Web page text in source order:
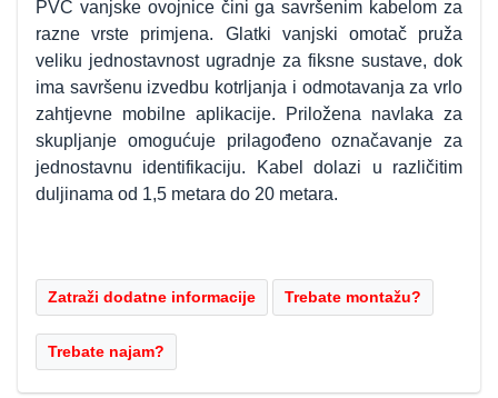
PVC vanjske ovojnice čini ga savršenim kabelom za
razne vrste primjena. Glatki vanjski omotač pruža
veliku jednostavnost ugradnje za fiksne sustave, dok
ima savršenu izvedbu kotrljanja i odmotavanja za vrlo
zahtjevne mobilne aplikacije. Priložena navlaka za
skupljanje omogućuje prilagođeno označavanje za
jednostavnu identifikaciju. Kabel dolazi u različitim
duljinama od 1,5 metara do 20 metara.